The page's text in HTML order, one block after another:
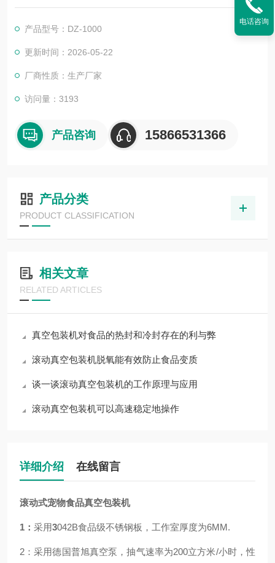
小零食等食品真空包装。功能*，维修方便，自动化程度高,卫生
产品型号：DZ-1000
更新时间：2026-05-22
厂商性质：生产厂家
访问量：3193
产品咨询 15866531366
产品分类
PRODUCT CLASSIFICATION
相关文章
RELATED ARTICLES
真空包装机对食品的热封和冷封存在的利与弊
滚动真空包装机脱氧能有效防止食品变质
谈一谈滚动真空包装机的工作原理与应用
滚动真空包装机可以高速稳定地操作
详细介绍 在线留言
滚动式宠物食品真空包装机
1： 采用3042B食品级不锈钢板，工作室厚度为6MM.
2：采用德国普旭真空泵，抽气速率为200立方米/小时，性
电话咨询